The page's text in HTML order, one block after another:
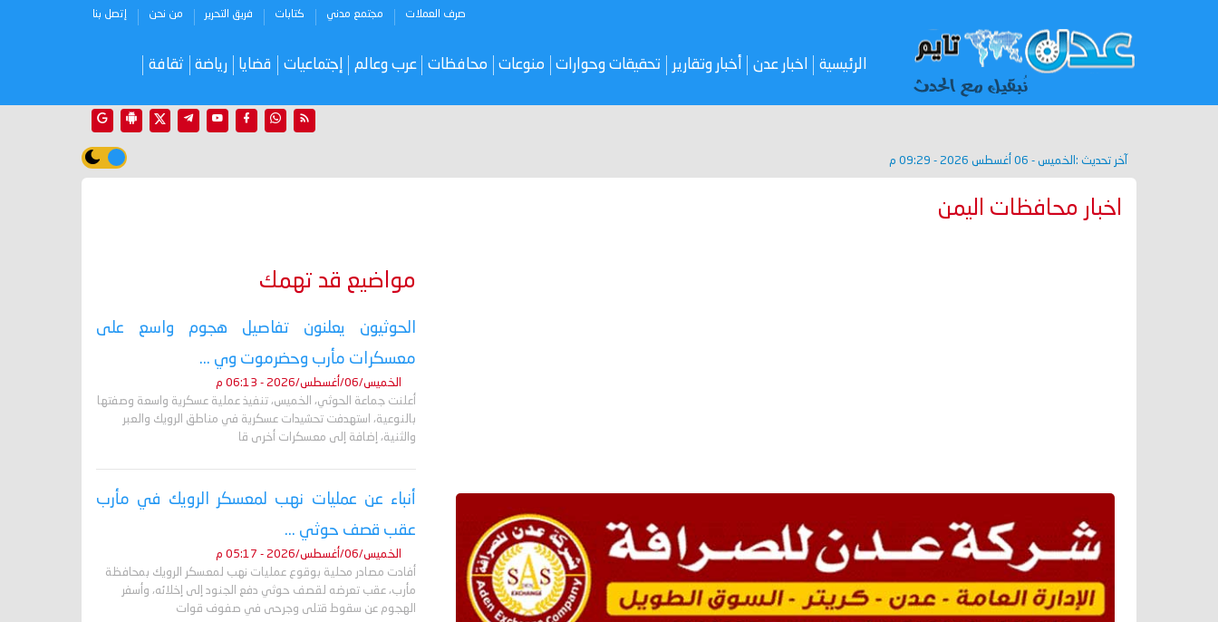
صرف العملات مجتمع مدني كتابات فريق التحرير من نحن إتصل بنا
الرئيسية اخبار عدن أخبار وتقارير تحقيقات وحوارات منوعات محافظات عرب وعالم إجتماعيات قضايا رياضة ثقافة
آخر تحديث : الخميس - 06 أغسطس 2026 - 09:29 م
اخبار محافظات اليمن
مواضيع قد تهمك
الحوثيون يعلنون تفاصيل هجوم واسع على
معسكرات مأرب وحضرموت وي ...
الخميس/06/أغسطس/2026 - 06:13 م
أعلنت جماعة الحوثي، الخميس، تنفيذ عملية عسكرية واسعة وصفتها
بالنوعية، استهدفت تحشيدات عسكرية في مناطق الرويك والعبر
والثنية، إضافة إلى معسكرات أخرى قا
أنباء عن عمليات نهب لمعسكر الرويك في مأرب
عقب قصف حوثي ...
الخميس/06/أغسطس/2026 - 05:17 م
أفادت مصادر محلية بوقوع عمليات نهب لمعسكر الرويك بمحافظة
مأرب، عقب تعرضه لقصف حوثي دفع الجنود إلى إخلائه، وأسفر
الهجوم عن سقوط قتلى وجرحى في صفوف قوات